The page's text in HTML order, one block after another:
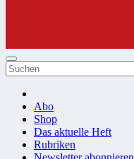
Abo
Shop
Das aktuelle Heft
Rubriken